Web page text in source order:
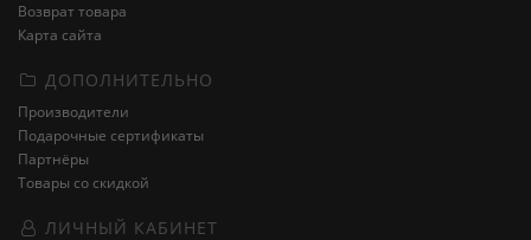
Возврат товара
Карта сайта
ДОПОЛНИТЕЛЬНО
Производители
Подарочные сертификаты
Партнёры
Товары со скидкой
ЛИЧНЫЙ КАБИНЕТ